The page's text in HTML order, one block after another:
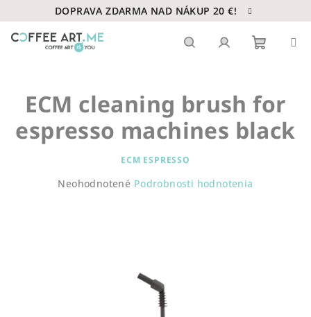
na
obsah
DOPRAVA ZDARMA NAD NÁKUP 20 €!
košík
ECM cleaning brush for
espresso machines black
ECM ESPRESSO
Priemerné
Neohodnotené Podrobnosti hodnotenia